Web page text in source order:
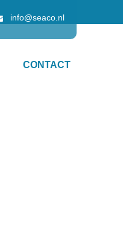
info@seaco.nl
CONTACT